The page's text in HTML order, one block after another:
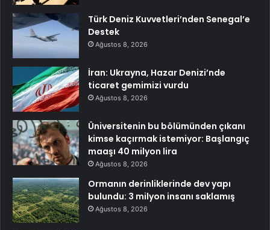
Türk Deniz Kuvvetleri’nden Senegal’e
Destek
Ağustos 8, 2026
İran: Ukrayna, Hazar Denizi’nde
ticaret gemimizi vurdu
Ağustos 8, 2026
Üniversitenin bu bölümünden çıkanı
kimse kaçırmak istemiyor: Başlangıç
maaşı 40 milyon lira
Ağustos 8, 2026
Ormanın derinliklerinde dev yapı
bulundu: 3 milyon insanı saklamış
Ağustos 8, 2026